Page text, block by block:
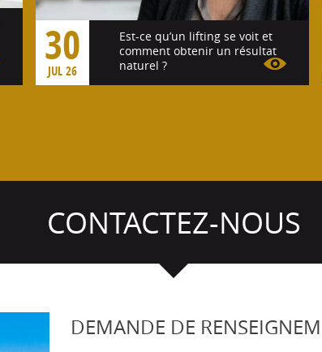
30
JUL 26
Est-ce qu’un lifting se voit et
comment obtenir un résultat
naturel ?
CONTACTEZ-NOUS
DEMANDE DE